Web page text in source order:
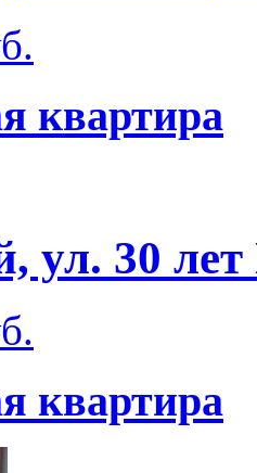
квартира
ул. 30
квартира